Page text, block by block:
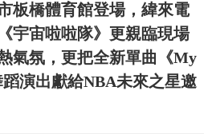
板橋體育館登場，緯來電
宇宙啦啦隊》更親臨現場
氣氛，更把全新單曲《My
演出獻給NBA未來之星邀